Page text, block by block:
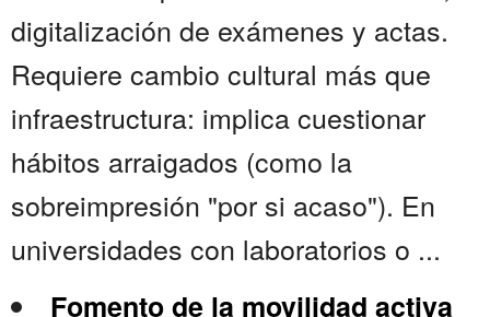
digitalización de exámenes y actas.
Requiere cambio cultural más que
infraestructura: implica cuestionar
hábitos arraigados (como la
sobreimpresión "por si acaso"). En
universidades con laboratorios o ...
Fomento de la movilidad activa